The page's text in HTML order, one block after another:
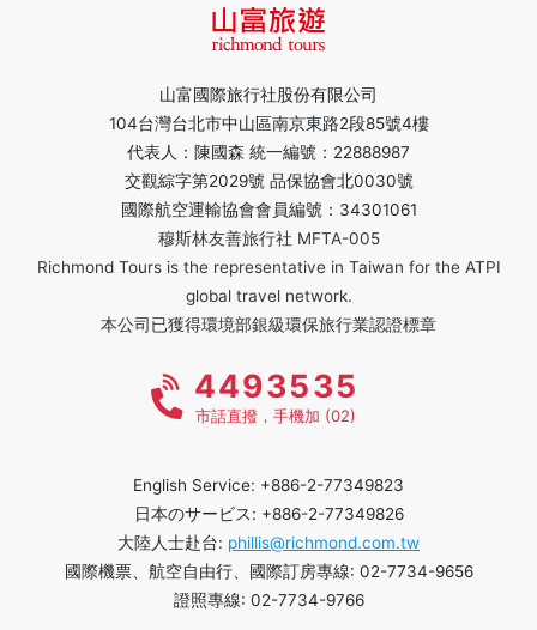
山富國際旅行社股份有限公司
104台灣台北市中山區南京東路2段85號4樓
代表人：陳國森 統一編號：22888987
交觀綜字第2029號 品保協會北0030號
國際航空運輸協會會員編號：34301061
穆斯林友善旅行社 MFTA-005
Richmond Tours is the representative in Taiwan for the ATPI
global travel network.
本公司已獲得環境部銀級環保旅行業認證標章
4493535
市話直撥，手機加 (02)
English Service: +886-2-77349823
日本のサービス: +886-2-77349826
大陸人士赴台: phillis@richmond.com.tw
國際機票、航空自由行、國際訂房專線: 02-7734-9656
證照專線: 02-7734-9766